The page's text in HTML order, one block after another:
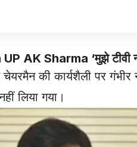
AK Sharma ‘मुझे टीवी
चेयरमैन की कार्यशैली पर
लिया गया।